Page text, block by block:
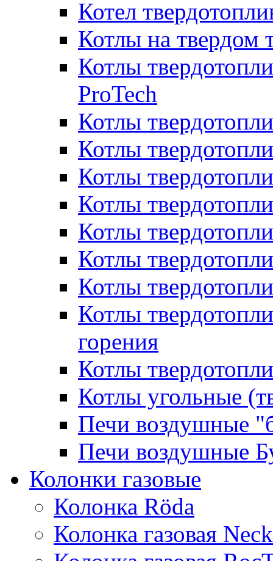
Котел
Котлы на твердом
Котлы
ProTech
Котлы
Котлы
Котлы
Котлы
Котлы
Котлы
Котлы
Котлы
горения
Котлы
Котлы угольные
Печи воздушные
Печи воздушные
Колонки газовые
Колонка Rӧda
Колонка газовая